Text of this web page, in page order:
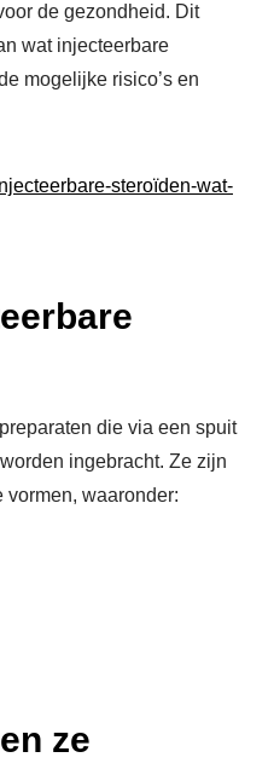
de gezondheid. Dit
wat injecteerbare
mogelijke risico’s en
steroïden-wat-
die via een spuit
ingebracht. Ze zijn
waaronder:
ze